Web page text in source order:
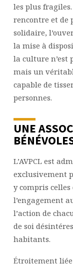
les plus
rencontre et de
solidaire,
la mise à
la culture n’est
mais un
capable de
personnes.
UNE
L’AVPCL est
exclusivement
y compris
l’engagement
l’action de
de soi
habitants.
Étroitement